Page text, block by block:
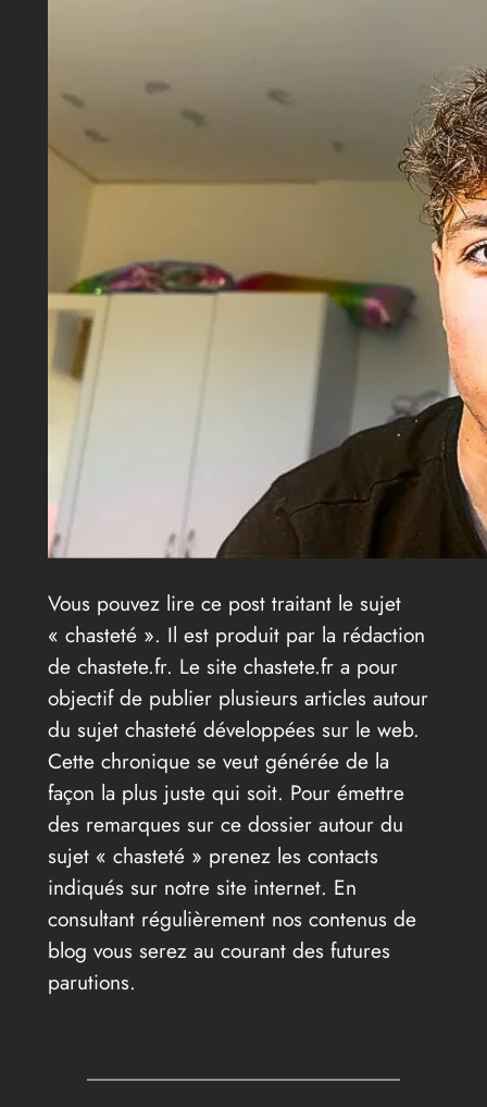
Vous pouvez lire ce post traitant le sujet
« chasteté ». Il est produit par la rédaction
de chastete.fr. Le site chastete.fr a pour
objectif de publier plusieurs articles autour
du sujet chasteté développées sur le web.
Cette chronique se veut générée de la
façon la plus juste qui soit. Pour émettre
des remarques sur ce dossier autour du
sujet « chasteté » prenez les contacts
indiqués sur notre site internet. En
consultant régulièrement nos contenus de
blog vous serez au courant des futures
parutions.